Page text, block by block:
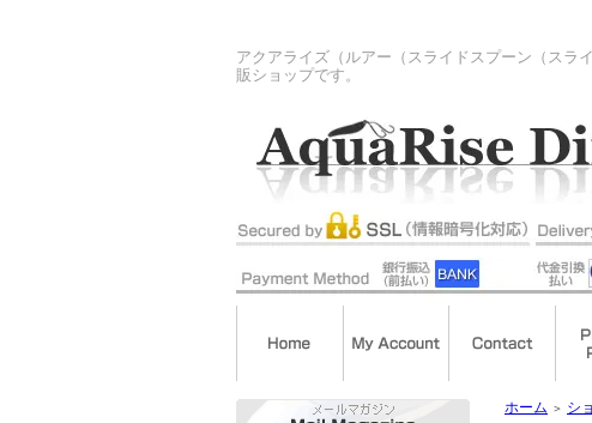
アクアライズ（ルアー（スライドスプーン（スラ
販ショップです。
ホーム ＞ シ